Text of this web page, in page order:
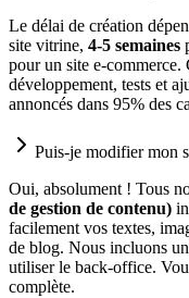
Le délai de création
site vitrine, 4-5 semaines
pour un site e-commerce.
développement, tests et
annoncés dans 95% des
Puis-je modifier mon
Oui, absolument ! Tous
de gestion de contenu)
facilement vos textes,
de blog. Nous incluons
utiliser le back-office.
complète.